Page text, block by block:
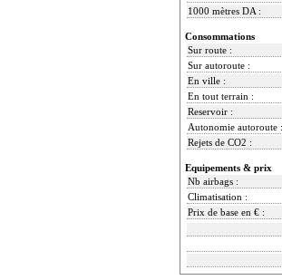
1000 mètres DA :
Consommations
Sur route :
Sur autoroute :
En ville :
En tout terrain :
Reservoir :
Autonomie autoroute :
Rejets de CO2 :
Equipements & prix
Nb airbags :
Climatisation :
Prix de base en € :